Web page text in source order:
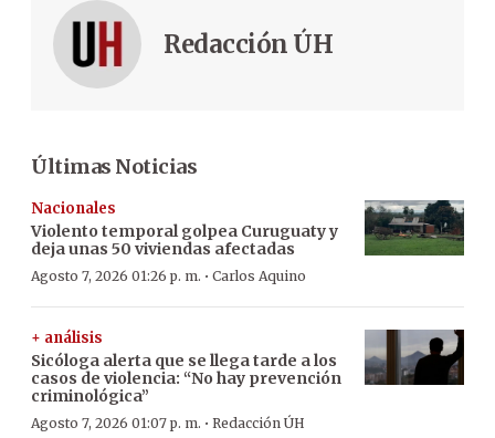
Redacción ÚH
Últimas Noticias
Nacionales
Violento temporal golpea Curuguaty y
deja unas 50 viviendas afectadas
Agosto 7, 2026 01:26 p. m. · Carlos Aquino
+ análisis
Sicóloga alerta que se llega tarde a los
casos de violencia: “No hay prevención
criminológica”
Agosto 7, 2026 01:07 p. m. · Redacción ÚH